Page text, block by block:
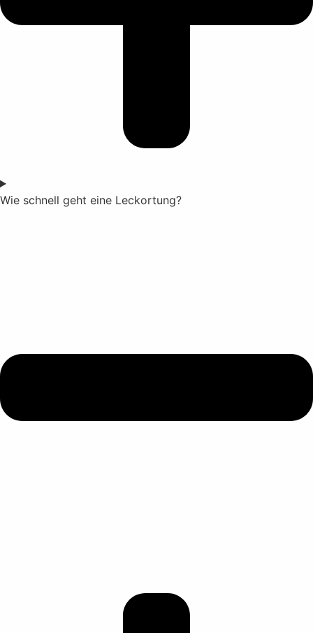
Wie schnell geht eine Leckortung?